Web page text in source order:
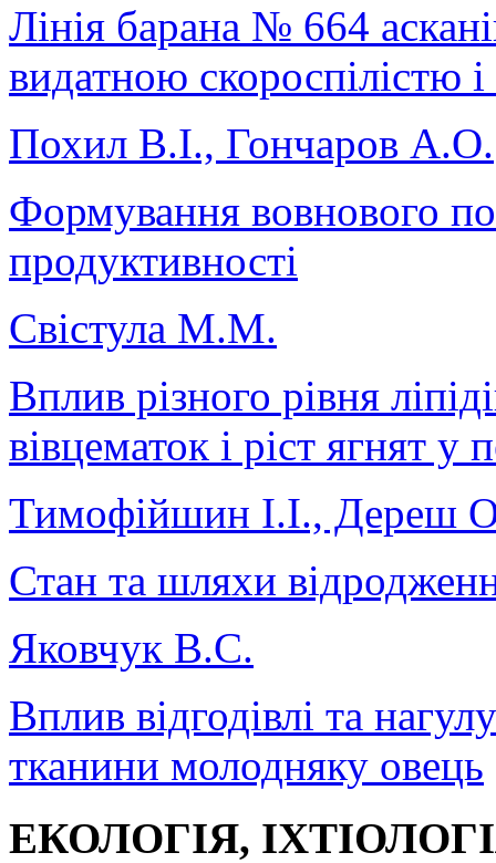
Лінія барана № 664
видатною скороспілістю
Похил В.І., Гончаров А.О.
Формування вовнового
продуктивності
Свістула М.М.
Вплив різного рівня
вівцематок і ріст ягнят у
Тимофійшин І.І., Дереш
Стан та шляхи
Яковчук В.С.
Вплив відгодівлі та
тканини молодняку овець
ЕКОЛОГІЯ,